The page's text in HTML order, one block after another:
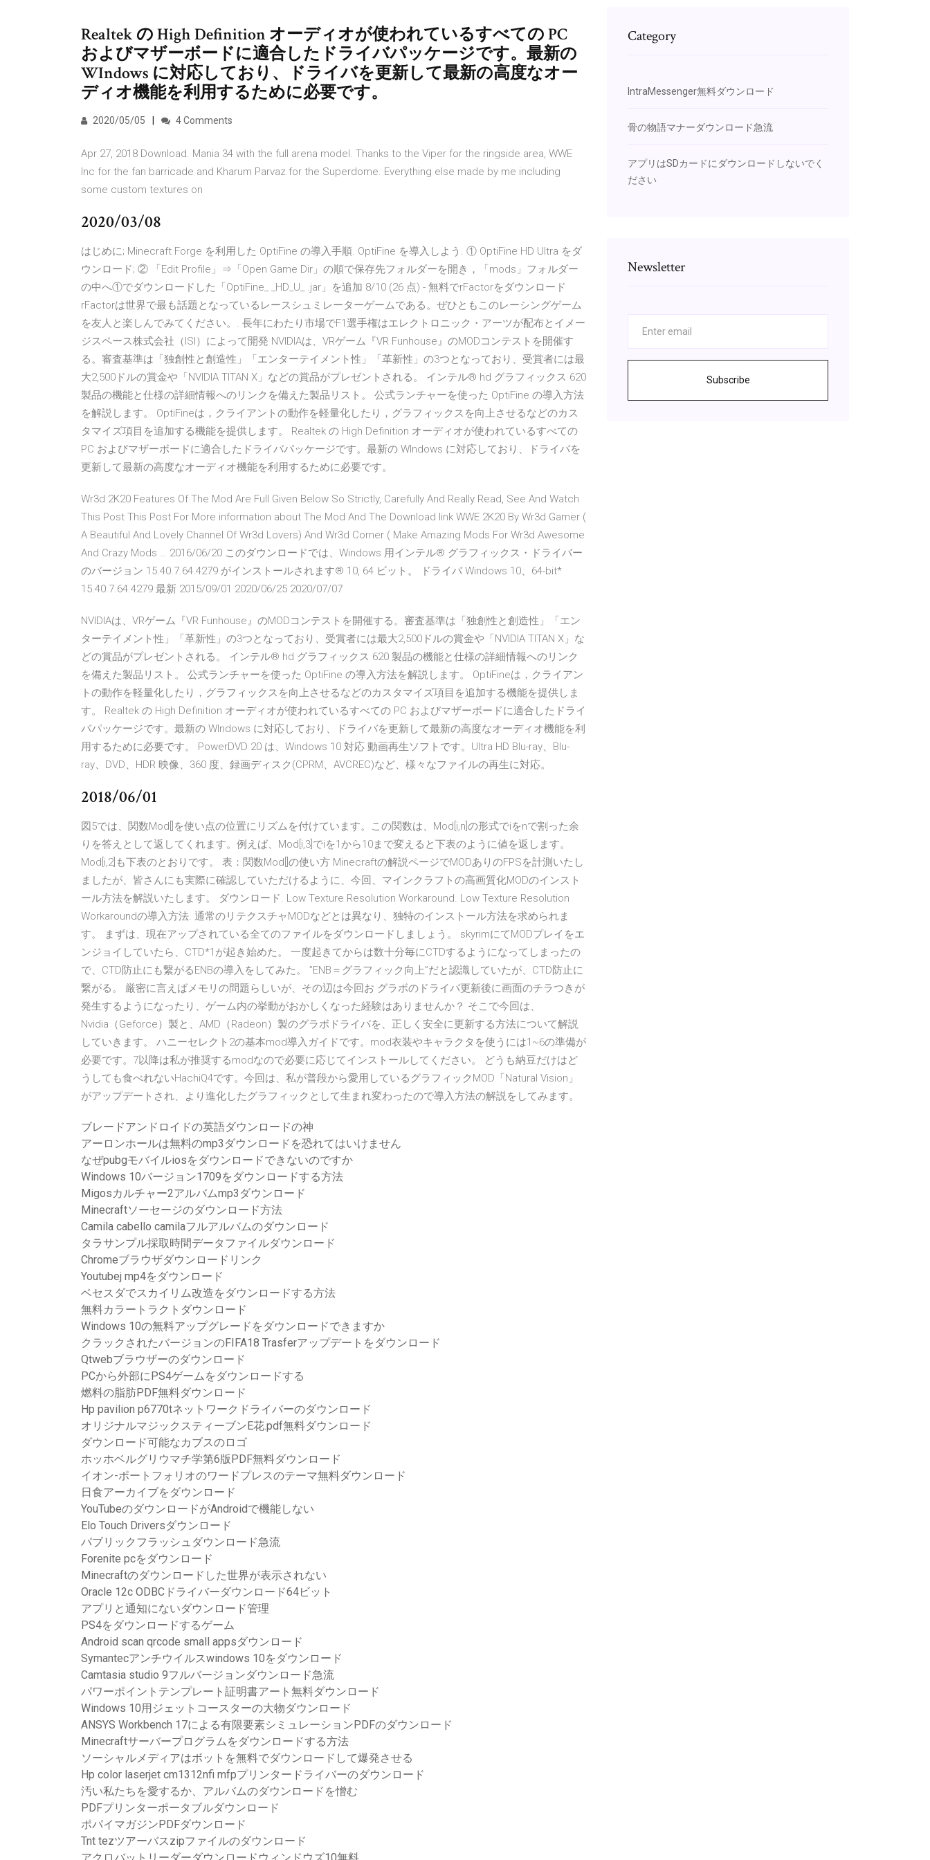
Realtek の High Definition オーディオが使われているすべての PC
およびマザーボードに適合したドライバパッケージです。最新の
WIndows に対応しており、ドライバを更新して最新の高度なオー
ディオ機能を利用するために必要です。
2020/05/05 4 Comments
Apr 27, 2018 Download. Mania 34 with the full arena model. Thanks to the Viper for the ringside area, WWE
Inc for the fan barricade and Kharum Parvaz for the Superdome. Everything else made by me including
some custom textures on
2020/03/08
はじめに; Minecraft Forge を利用した OptiFine の導入手順. OptiFine を導入しよう. ① OptiFine HD Ultra をダ
ウンロード; ② 「Edit Profile」⇒「Open Game Dir」の順で保存先フォルダーを開き，「mods」フォルダー
の中へ①でダウンロードした「OptiFine_ _HD_U_ .jar」を追加 8/10 (26 点) - 無料でrFactorをダウンロード
rFactorは世界で最も話題となっているレースシュミレーターゲームである。ぜひともこのレーシングゲーム
を友人と楽しんでみてください。. 長年にわたり市場でF1選手権はエレクトロニック・アーツが配布とイメー
ジスペース株式会社（ISI）によって開発 NVIDIAは、VRゲーム『VR Funhouse』のMODコンテストを開催す
る。審査基準は「独創性と創造性」「エンターテイメント性」「革新性」の3つとなっており、受賞者には最
大2,500ドルの賞金や「NVIDIA TITAN X」などの賞品がプレゼントされる。 インテル® hd グラフィックス 620
製品の機能と仕様の詳細情報へのリンクを備えた製品リスト。 公式ランチャーを使った OptiFine の導入方法
を解説します。 OptiFineは，クライアントの動作を軽量化したり，グラフィックスを向上させるなどのカス
タマイズ項目を追加する機能を提供します。 Realtek の High Definition オーディオが使われているすべての
PC およびマザーボードに適合したドライバパッケージです。最新の WIndows に対応しており、ドライバを
更新して最新の高度なオーディオ機能を利用するために必要です。
Wr3d 2K20 Features Of The Mod Are Full Given Below So Strictly, Carefully And Really Read, See And Watch
This Post This Post For More information about The Mod And The Download link WWE 2K20 By Wr3d Gamer (
A Beautiful And Lovely Channel Of Wr3d Lovers) And Wr3d Corner ( Make Amazing Mods For Wr3d Awesome
And Crazy Mods … 2016/06/20 このダウンロードでは、Windows 用インテル® グラフィックス・ドライバー
のバージョン 15.40.7.64.4279 がインストールされます® 10, 64 ビット。 ドライバ Windows 10、64-bit*
15.40.7.64.4279 最新 2015/09/01 2020/06/25 2020/07/07
NVIDIAは、VRゲーム『VR Funhouse』のMODコンテストを開催する。審査基準は「独創性と創造性」「エン
ターテイメント性」「革新性」の3つとなっており、受賞者には最大2,500ドルの賞金や「NVIDIA TITAN X」な
どの賞品がプレゼントされる。 インテル® hd グラフィックス 620 製品の機能と仕様の詳細情報へのリンク
を備えた製品リスト。 公式ランチャーを使った OptiFine の導入方法を解説します。 OptiFineは，クライアン
トの動作を軽量化したり，グラフィックスを向上させるなどのカスタマイズ項目を追加する機能を提供しま
す。 Realtek の High Definition オーディオが使われているすべての PC およびマザーボードに適合したドライ
バパッケージです。最新の WIndows に対応しており、ドライバを更新して最新の高度なオーディオ機能を利
用するために必要です。 PowerDVD 20 は、Windows 10 対応 動画再生ソフトです。Ultra HD Blu-ray、Blu-
ray、DVD、HDR 映像、360 度、録画ディスク(CPRM、AVCREC)など、様々なファイルの再生に対応。
2018/06/01
図5では、関数Mod[]を使い点の位置にリズムを付けています。この関数は、Mod[i,n]の形式でiをnで割った余
りを答えとして返してくれます。例えば、Mod[i,3]でiを1から10まで変えると下表のように値を返します。
Mod[i,2]も下表のとおりです。 表：関数Mod[]の使い方 Minecraftの解説ページでMODありのFPSを計測いたし
ましたが、皆さんにも実際に確認していただけるように、今回、マインクラフトの高画質化MODのインスト
ール方法を解説いたします。 ダウンロード. Low Texture Resolution Workaround. Low Texture Resolution
Workaroundの導入方法. 通常のリテクスチャMODなどとは異なり、独特のインストール方法を求められま
す。 まずは、現在アップされている全てのファイルをダウンロードしましょう。 skyrimにてMODプレイをエ
ンジョイしていたら、CTD*1が起き始めた。 一度起きてからは数十分毎にCTDするようになってしまったの
で、CTD防止にも繋がるENBの導入をしてみた。 ”ENB＝グラフィック向上”だと認識していたが、CTD防止に
繋がる。 厳密に言えばメモリの問題らしいが、その辺は今回お グラボのドライバ更新後に画面のチラつきが
発生するようになったり、ゲーム内の挙動がおかしくなった経験はありませんか？ そこで今回は、
Nvidia（Geforce）製と、AMD（Radeon）製のグラボドライバを、正しく安全に更新する方法について解説
していきます。 ハニーセレクト2の基本mod導入ガイドです。mod衣装やキャラクタを使うには1~6の準備が
必要です。7以降は私が推奨するmodなので必要に応じてインストールしてください。 どうも納豆だけはど
うしても食べれないHachiQ4です。今回は、私が普段から愛用しているグラフィックMOD「Natural Vision」
がアップデートされ、より進化したグラフィックとして生まれ変わったので導入方法の解説をしてみます。
ブレードアンドロイドの英語ダウンロードの神
アーロンホールは無料のmp3ダウンロードを恐れてはいけません
なぜpubgモバイルiosをダウンロードできないのですか
Windows 10バージョン1709をダウンロードする方法
Migosカルチャー2アルバムmp3ダウンロード
Minecraftソーセージのダウンロード方法
Camila cabello camilaフルアルバムのダウンロード
タラサンプル採取時間データファイルダウンロード
Chromeブラウザダウンロードリンク
Youtubej mp4をダウンロード
ベセスダでスカイリム改造をダウンロードする方法
無料カラートラクトダウンロード
Windows 10の無料アップグレードをダウンロードできますか
クラックされたバージョンのFIFA18 Trasferアップデートをダウンロード
Qtwebブラウザーのダウンロード
PCから外部にPS4ゲームをダウンロードする
燃料の脂肪PDF無料ダウンロード
Hp pavilion p6770tネットワークドライバーのダウンロード
オリジナルマジックスティーブンE花.pdf無料ダウンロード
ダウンロード可能なカブスのロゴ
ホッホベルグリウマチ学第6版PDF無料ダウンロード
イオン-ポートフォリオのワードプレスのテーマ無料ダウンロード
日食アーカイブをダウンロード
YouTubeのダウンロードがAndroidで機能しない
Elo Touch Driversダウンロード
パブリックフラッシュダウンロード急流
Forenite pcをダウンロード
Minecraftのダウンロードした世界が表示されない
Oracle 12c ODBCドライバーダウンロード64ビット
アプリと通知にないダウンロード管理
PS4をダウンロードするゲーム
Android scan qrcode small appsダウンロード
Symantecアンチウイルスwindows 10をダウンロード
Camtasia studio 9フルバージョンダウンロード急流
パワーポイントテンプレート証明書アート無料ダウンロード
Windows 10用ジェットコースターの大物ダウンロード
ANSYS Workbench 17による有限要素シミュレーションPDFのダウンロード
Minecraftサーバープログラムをダウンロードする方法
ソーシャルメディアはボットを無料でダウンロードして爆発させる
Hp color laserjet cm1312nfi mfpプリンタードライバーのダウンロード
汚い私たちを愛するか、アルバムのダウンロードを憎む
PDFプリンターポータブルダウンロード
ポパイマガジンPDFダウンロード
Tnt tezツアーバスzipファイルのダウンロード
Category
IntraMessenger無料ダウンロード
骨の物語マナーダウンロード急流
アプリはSDカードにダウンロードしないでく
ださい
Newsletter
Subscribe